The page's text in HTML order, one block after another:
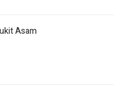
Asam